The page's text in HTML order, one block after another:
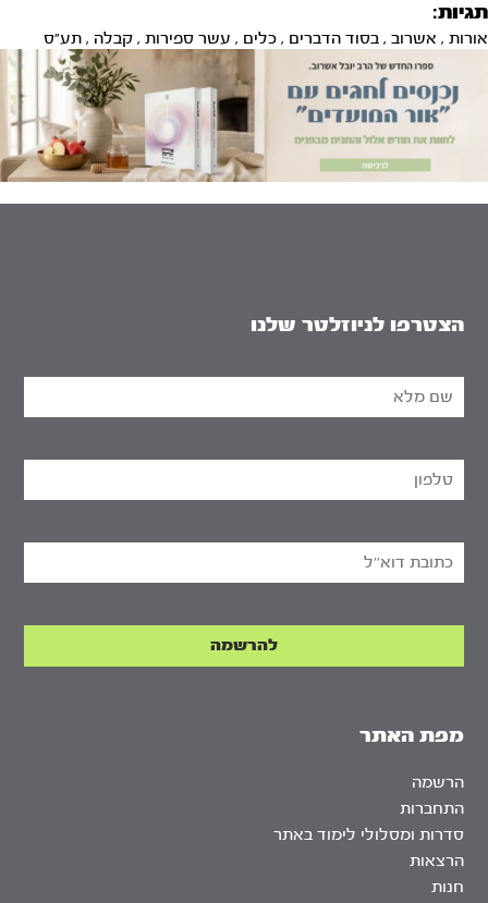
תגיות:
אורות , אשרוב , בסוד הדברים , כלים , עשר ספירות , קבלה , תע"ס
מפת האתר
הרשמה
התחברות
סדרות ומסלולי לימוד באתר
הרצאות
חנות
הצטרפו לניוזלטר שלנו